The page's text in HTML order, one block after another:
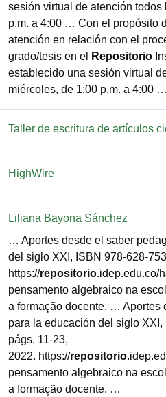
sesión virtual de atención
p.m. a 4:00 … Con el propósito
atención en relación con el
grado/tesis en el
Repositorio
establecido una sesión virtual
miércoles, de 1:00 p.m. a 4:00 …
Taller de escritura de artículos
HighWire
Liliana Bayona Sánchez
… Aportes desde el saber
del siglo XXI, ISBN 978-628-
https://repositorio.idep.edu.co/
pensamento algebraico na
a formação docente. … Aportes
para la educación del siglo
págs. 11-23,
2022. https://repositorio
pensamento algebraico na
a formação docente. …